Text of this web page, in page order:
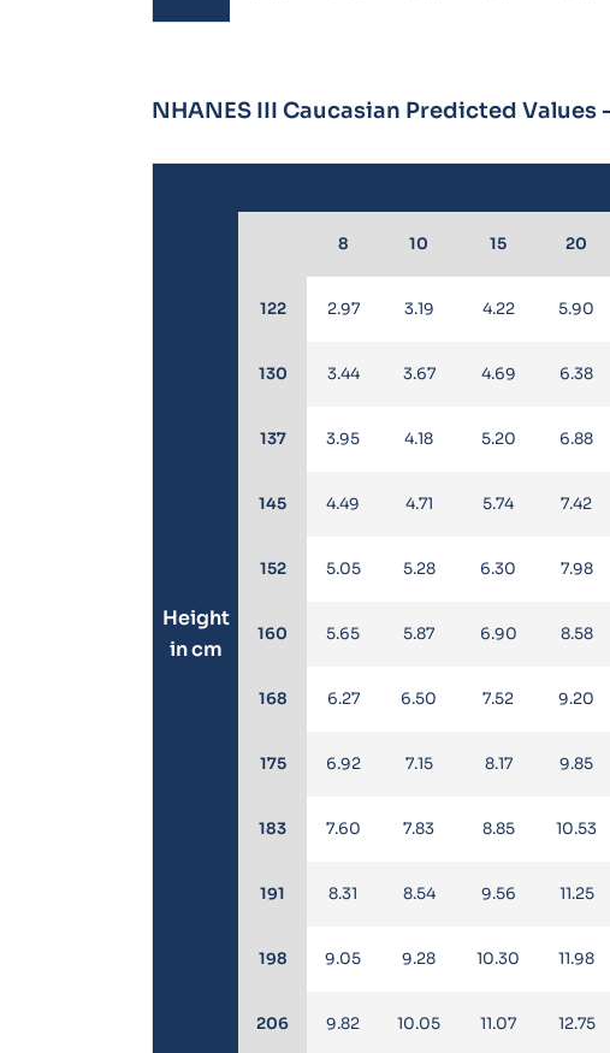
NHANES III Caucasian Predicted Values -
Height
in cm
8 10 15 20
122 2.97 3.19 4.22 5.90
130 3.44 3.67 4.69 6.38
137 3.95 4.18 5.20 6.88
145 4.49 4.71 5.74 7.42
152 5.05 5.28 6.30 7.98
160 5.65 5.87 6.90 8.58
168 6.27 6.50 7.52 9.20
175 6.92 7.15 8.17 9.85
183 7.60 7.83 8.85 10.53
191 8.31 8.54 9.56 11.25
198 9.05 9.28 10.30 11.98
206 9.82 10.05 11.07 12.75